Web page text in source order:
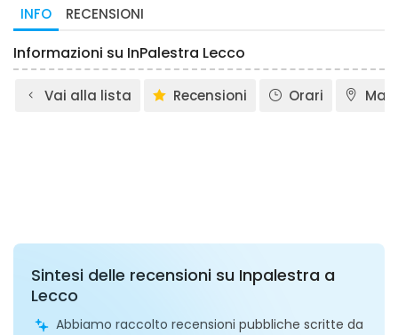
INFO RECENSIONI
Informazioni su InPalestra Lecco
Vai alla lista Recensioni Orari
Sintesi delle recensioni su Inpalestra a
Lecco
Abbiamo raccolto recensioni pubbliche scritte da